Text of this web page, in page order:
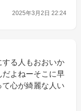
2025年3月2日 22:24
る人もおおいか
だよねーそこに早
て心が綺麗な人い